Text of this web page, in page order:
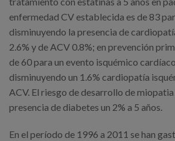
enfermedad CV establecida es de 83
disminuyendo la presencia de
2.6% y de ACV 0.8%; en prevención
de 60 para un evento isquémico
disminuyendo un 1.6% cardiopatía
ACV. El riesgo de desarrollo de miopatia
presencia de diabetes un 2% a 5 años.
En el período de 1996 a 2011 se han